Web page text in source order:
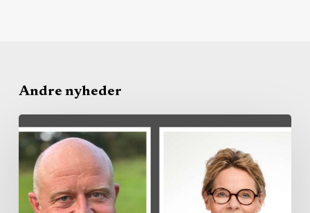
Andre nyheder
Region
køber
privat
kapacitet